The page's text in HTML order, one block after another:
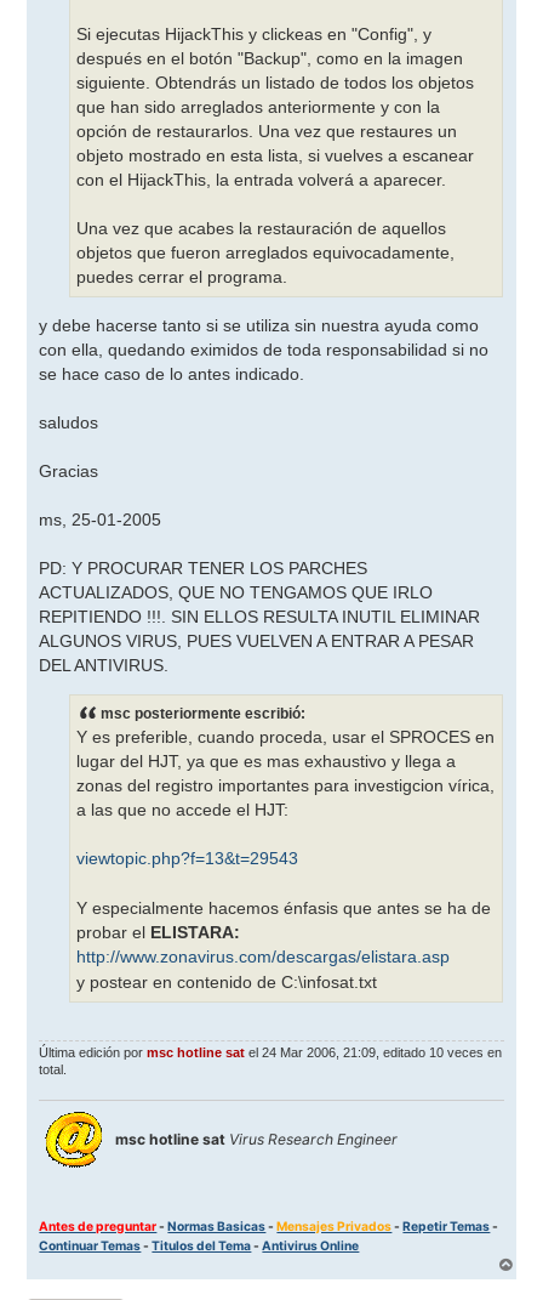
Si ejecutas HijackThis y clickeas en "Config", y
después en el botón "Backup", como en la imagen
siguiente. Obtendrás un listado de todos los objetos
que han sido arreglados anteriormente y con la
opción de restaurarlos. Una vez que restaures un
objeto mostrado en esta lista, si vuelves a escanear
con el HijackThis, la entrada volverá a aparecer.
Una vez que acabes la restauración de aquellos
objetos que fueron arreglados equivocadamente,
puedes cerrar el programa.
y debe hacerse tanto si se utiliza sin nuestra ayuda como
con ella, quedando eximidos de toda responsabilidad si no
se hace caso de lo antes indicado.
saludos
Gracias
ms, 25-01-2005
PD: Y PROCURAR TENER LOS PARCHES
ACTUALIZADOS, QUE NO TENGAMOS QUE IRLO
REPITIENDO !!!. SIN ELLOS RESULTA INUTIL ELIMINAR
ALGUNOS VIRUS, PUES VUELVEN A ENTRAR A PESAR
DEL ANTIVIRUS.
msc posteriormente escribió:
Y es preferible, cuando proceda, usar el SPROCES en
lugar del HJT, ya que es mas exhaustivo y llega a
zonas del registro importantes para investigcion vírica,
a las que no accede el HJT:
viewtopic.php?f=13&t=29543
Y especialmente hacemos énfasis que antes se ha de
probar el
ELISTARA:
http://www.zonavirus.com/descargas/elistara.asp
y postear en contenido de C:\infosat.txt
Última edición pormsc hotline sat el 24 Mar 2006, 21:09, editado 10 veces en
total.
msc hotline sat Virus Research Engineer
Antes de preguntar-Normas Basicas-Mensajes Privados-Repetir Temas-
Continuar Temas-Titulos del Tema-Antivirus Online
r